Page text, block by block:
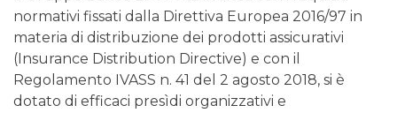
SUPPORTO
normativi fissati dalla Direttiva Europea 2016/97 in
materia di distribuzione dei prodotti assicurativi
(Insurance Distribution Directive) e con il
Regolamento IVASS n. 41 del 2 agosto 2018, si è
dotato di efficaci presìdi organizzativi e